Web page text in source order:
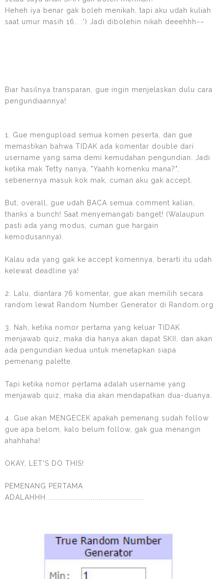
Heheh iya benar gak boleh menikah, tapi aku udah kuliah
saat umur masih 16.. :') Jadi dibolehin nikah deeehhh~~
Biar hasilnya transparan, gue ingin menjelaskan dulu cara
pengundiaannya!
1. Gue mengupload semua komen peserta, dan gue
memastikan bahwa TIDAK ada komentar double dari
username yang sama demi kemudahan pengundian. Jadi
ketika mak Tetty nanya, "Yaahh komenku mana?",
sebenernya masuk kok mak, cuman aku gak accept.
But, overall, gue udah BACA semua comment kalian,
thanks a bunch! Saat menyemangati banget! (Walaupun
pasti ada yang modus, cuman gue hargain
kemodusannya).
Kalau ada yang gak ke accept komennya, berarti itu udah
kelewat deadline ya!
2. Lalu, diantara 76 komentar, gue akan memilih secara
random lewat Random Number Generator di Random.org
3. Nah, ketika nomor pertama yang keluar TIDAK
menjawab quiz, maka dia hanya akan dapat SKII, dan akan
ada pengundian kedua untuk menetapkan siapa
pemenang palette.
Tapi ketika nomor pertama adalah username yang
menjawab quiz, maka dia akan mendapatkan dua-duanya.
4. Gue akan MENGECEK apakah pemenang sudah follow
gue apa belom, kalo belum follow, gak gua menangin
ahahhaha!
OKAY, LET'S DO THIS!
PEMENANG PERTAMA
ADALAHHH..................................................